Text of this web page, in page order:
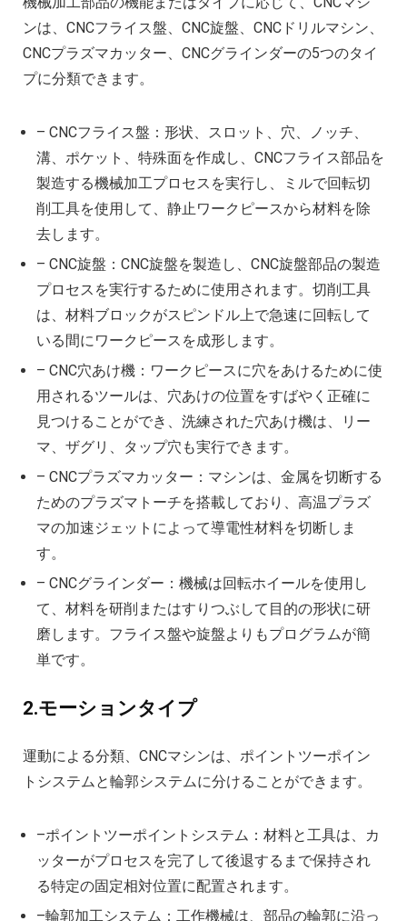
ンは、CNCフライス盤、CNC旋盤、CNCドリルマシン、
CNCプラズマカッター、CNCグラインダーの5つのタイ
プに分類できます。
– CNCフライス盤：形状、スロット、穴、ノッチ、
溝、ポケット、特殊面を作成し、CNCフライス部品を
製造する機械加工プロセスを実行し、ミルで回転切
削工具を使用して、静止ワークピースから材料を除
去します。
– CNC旋盤：CNC旋盤を製造し、CNC旋盤部品の製造
プロセスを実行するために使用されます。切削工具
は、材料ブロックがスピンドル上で急速に回転して
いる間にワークピースを成形します。
– CNC穴あけ機：ワークピースに穴をあけるために使
用されるツールは、穴あけの位置をすばやく正確に
見つけることができ、洗練された穴あけ機は、リー
マ、ザグリ、タップ穴も実行できます。
– CNCプラズマカッター：マシンは、金属を切断する
ためのプラズマトーチを搭載しており、高温プラズ
マの加速ジェットによって導電性材料を切断しま
す。
– CNCグラインダー：機械は回転ホイールを使用し
て、材料を研削またはすりつぶして目的の形状に研
磨します。フライス盤や旋盤よりもプログラムが簡
単です。
2.モーションタイプ
運動による分類、CNCマシンは、ポイントツーポイン
トシステムと輪郭システムに分けることができます。
–ポイントツーポイントシステム：材料と工具は、カ
ッターがプロセスを完了して後退するまで保持され
る特定の固定相対位置に配置されます。
–輪郭加工システム：工作機械は、部品の輪郭に沿っ